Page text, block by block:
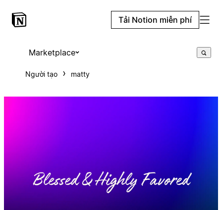
Tải Notion miễn phí
Marketplace
Người tạo matty